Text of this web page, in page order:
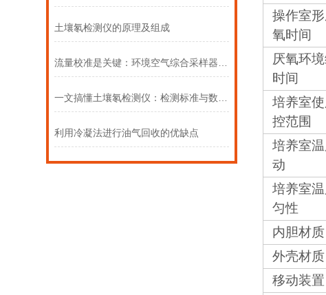
土壤氡检测仪的原理及组成
利用冷凝法进行油气回收的优缺点
操作室
氧时间
厌氧环
时间
培养室
控范围
培养室
动
培养室
匀性
内胆材质
外壳材质
移动装置